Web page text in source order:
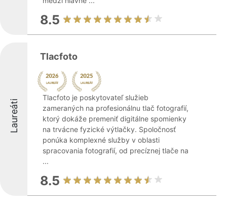
8.5
Laureáti
Tlacfoto
Tlacfoto je poskytovateľ služieb
zameraných na profesionálnu tlač fotografií,
ktorý dokáže premeniť digitálne spomienky
na trvácne fyzické výtlačky. Spoločnosť
ponúka komplexné služby v oblasti
spracovania fotografií, od precíznej tlače na
...
8.5